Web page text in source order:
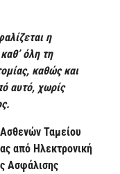
η
όλη τη
καθώς και
αυτό, χωρίς
Ταμείου
από Ηλεκτρονική
Ασφάλισης